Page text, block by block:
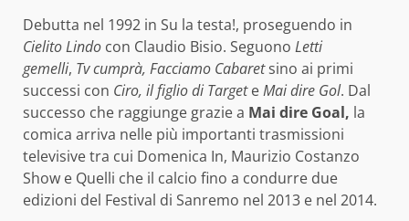
Debutta nel 1992 in Su la testa!, proseguendo in
Cielito Lindo con Claudio Bisio. Seguono Letti
gemelli, Tv cumprà, Facciamo Cabaretsino ai primi
successi con Ciro, il figlio di TargeteMai dire Gol. Dal
successo che raggiunge grazie a Mai dire Goal, la
comica arriva nelle più importanti trasmissioni
televisive tra cui Domenica In, Maurizio Costanzo
Show e Quelli che il calcio fino a condurre due
edizioni del Festival di Sanremo nel 2013 e nel 2014.